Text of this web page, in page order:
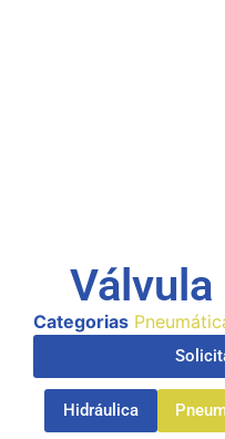
Categorias
Hidráulica